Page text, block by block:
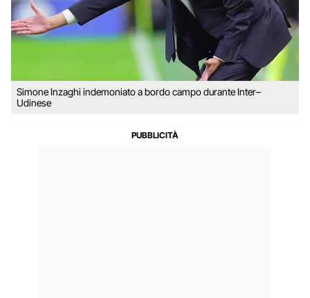
Simone Inzaghi indemoniato a bordo campo durante Inter–
Udinese